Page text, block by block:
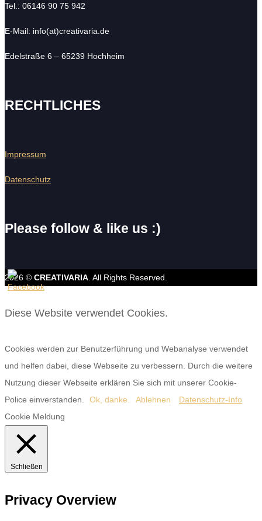
Tel.: 06146 90 75 942
E-Mail: info(at)creativaria.de
Edelstraße 6 – 65239 Hochheim
RECHTLICHES
Impressum
Datenschutz
Please follow & like us :)
2026 © CREATIVARIA . All Rights Reserved.
Diese Website verwendet Cookies.
Cookies werden zur Benutzerführung und Webanalyse verwendet
und helfen dabei, diese Webseite zu verbessern. Durch die weitere
Nutzung dieser Webseite erklären Sie sich mit unserer Cookie-
Police einverstanden.
Ok, danke. Ablehnen
Datenschutz-Info
Cookie Meldung
Schließen
Privacy Overview